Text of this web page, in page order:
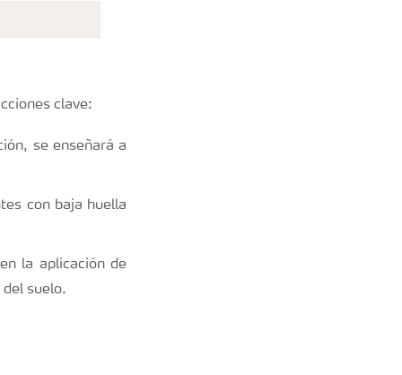
clave:
se enseñará a
con baja huella
la aplicación de
suelo.